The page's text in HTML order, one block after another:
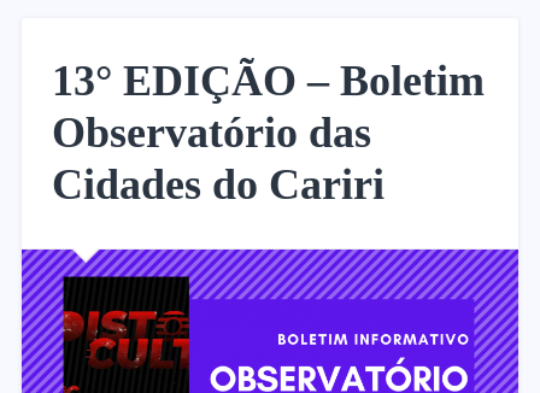
13° EDIÇÃO – Boletim
Observatório das
Cidades do Cariri